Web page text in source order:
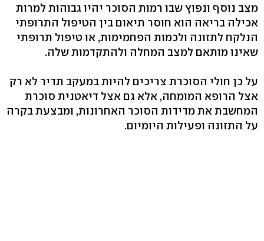
מצב נוסף ונפוץ שבו רמות הסוכר יהיו גבוהות למרות
אכילה בריאה הוא חוסר תיאום בין הטיפול התרופתי
הנלקח לתזונה ולכמות הפחמימות, או טיפול תרופתי
שאינו מותאם למצב המחלה ולהתקדמות שלה.
על כן חולי הסוכרת צריכים להיות במעקב תדיר לא רק
אצל הרופא המומחה, אלא גם אצל דיאטנית סוכרת
המחשבת את מדידות הסוכר האחרונות, ומבצעת בקרה
על התזונה ופעילות היומיום.